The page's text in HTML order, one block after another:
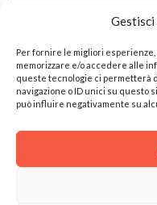
Gestisci
Per fornire le migliori
memorizzare e/o accedere alle
queste tecnologie ci permetterà
navigazione o ID unici su questo
può influire negativamente su
Dichiaro